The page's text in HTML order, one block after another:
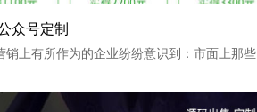
众号定制
众号定制
销上有所作为的企业纷纷意识到：市面上那些